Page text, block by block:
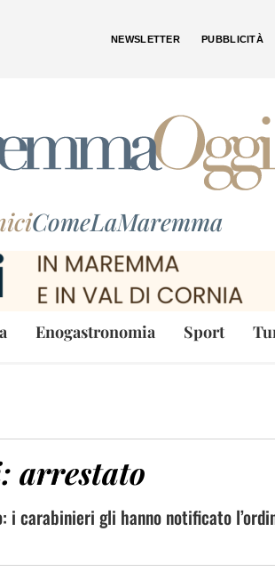
NEWSLETTER PUBBLICITÀ
ComeLaMaremma
Enogastronomia Sport
arrestato
carabinieri gli hanno notificato